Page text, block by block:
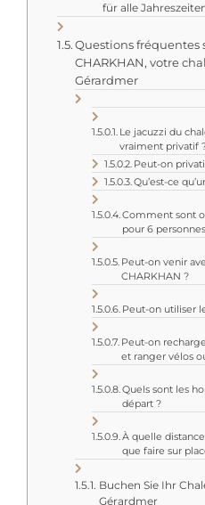
für alle
Questions fréquentes
CHARKHAN, votre
Gérardmer
Le jacuzzi du
vraiment privatif
Peut-on
Qu’est-ce
Comment sont
pour 6
Peut-on venir
CHARKHAN ?
Peut-on utiliser
Peut-on
et ranger vélos
Quels sont les
départ ?
À quelle
que faire sur
Buchen Sie Ihr
Gérardmer